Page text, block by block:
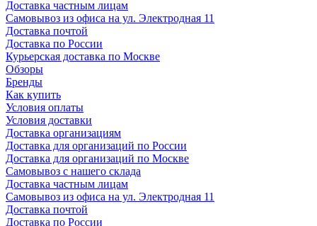
Доставка частным лицам
Самовывоз из офиса на ул. Электродная 11
Доставка почтой
Доставка по России
Курьерская доставка по Москве
Обзоры
Бренды
Как купить
Условия оплаты
Условия доставки
Доставка организациям
Доставка для организаций по России
Доставка для организаций по Москве
Самовывоз с нашего склада
Доставка частным лицам
Самовывоз из офиса на ул. Электродная 11
Доставка почтой
Доставка по России